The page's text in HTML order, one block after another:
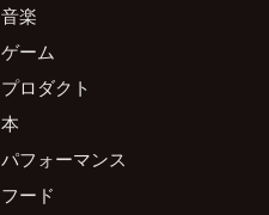
音楽
ゲーム
プロダクト
本
パフォーマンス
フード